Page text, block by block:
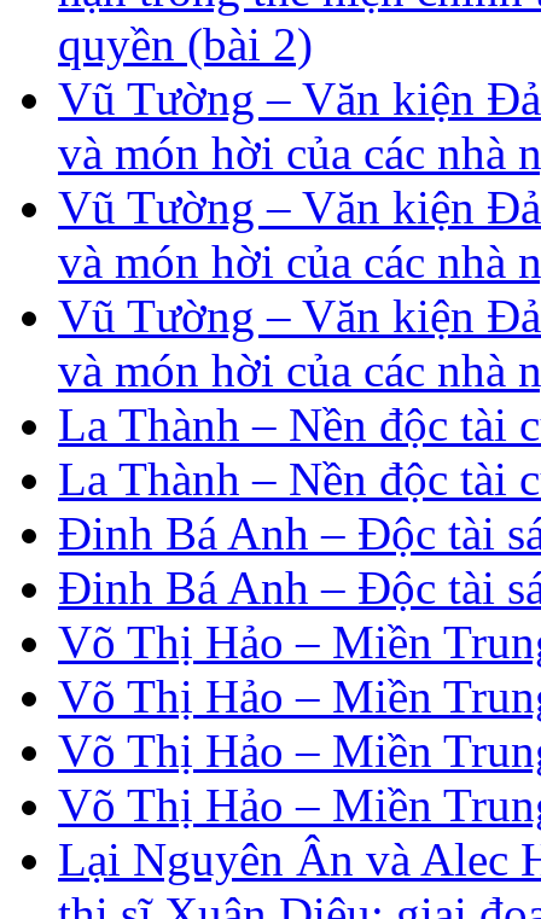
quyền (bài 2)
Vũ Tường – Văn kiện
và món hời của các nhà
Vũ Tường – Văn kiện
và món hời của các nhà
Vũ Tường – Văn kiện
và món hời của các nhà
La Thành – Nền độc tài
La Thành – Nền độc tài
Đinh Bá Anh – Độc tài
Đinh Bá Anh – Độc tài
Võ Thị Hảo – Miền
Võ Thị Hảo – Miền
Võ Thị Hảo – Miền
Võ Thị Hảo – Miền
Lại Nguyên Ân và Alec